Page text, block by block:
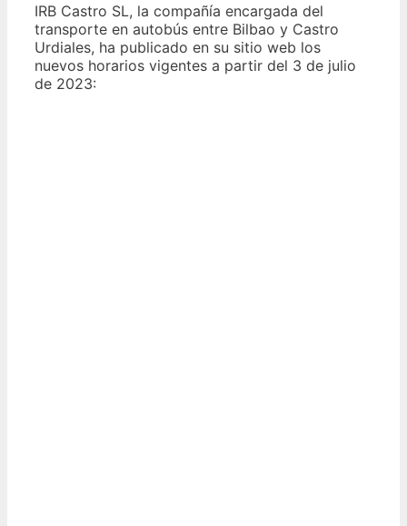
IRB Castro SL, la compañía encargada del
transporte en autobús entre Bilbao y Castro
Urdiales, ha publicado en su sitio web los
nuevos horarios vigentes a partir del 3 de julio
de 2023: